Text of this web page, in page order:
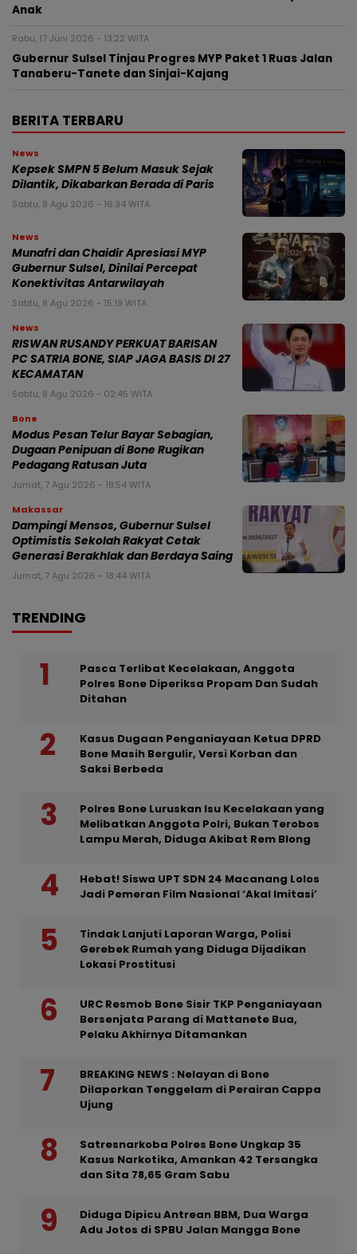
Anak
Rabu, 17 Juni 2026 - 13:22 WITA
Gubernur Sulsel Tinjau Progres MYP Paket 1 Ruas Jalan
Tanaberu-Tanete dan Sinjai-Kajang
BERITA TERBARU
News
Kepsek SMPN 5 Belum Masuk Sejak
Dilantik, Dikabarkan Berada di Paris
Sabtu, 8 Agu 2026 - 16:34 WITA
News
Munafri dan Chaidir Apresiasi MYP
Gubernur Sulsel, Dinilai Percepat
Konektivitas Antarwilayah
Sabtu, 8 Agu 2026 - 15:19 WITA
News
RISWAN RUSANDY PERKUAT BARISAN
PC SATRIA BONE, SIAP JAGA BASIS DI 27
KECAMATAN
Sabtu, 8 Agu 2026 - 02:45 WITA
Bone
Modus Pesan Telur Bayar Sebagian,
Dugaan Penipuan di Bone Rugikan
Pedagang Ratusan Juta
Jumat, 7 Agu 2026 - 18:54 WITA
Makassar
Dampingi Mensos, Gubernur Sulsel
Optimistis Sekolah Rakyat Cetak
Generasi Berakhlak dan Berdaya Saing
Jumat, 7 Agu 2026 - 18:44 WITA
TRENDING
Pasca Terlibat Kecelakaan, Anggota
Polres Bone Diperiksa Propam Dan Sudah
Ditahan
Kasus Dugaan Penganiayaan Ketua DPRD
Bone Masih Bergulir, Versi Korban dan
Saksi Berbeda
Polres Bone Luruskan Isu Kecelakaan yang
Melibatkan Anggota Polri, Bukan Terobos
Lampu Merah, Diduga Akibat Rem Blong
Hebat! Siswa UPT SDN 24 Macanang Lolos
Jadi Pemeran Film Nasional ‘Akal Imitasi’
Tindak Lanjuti Laporan Warga, Polisi
Gerebek Rumah yang Diduga Dijadikan
Lokasi Prostitusi
URC Resmob Bone Sisir TKP Penganiayaan
Bersenjata Parang di Mattanete Bua,
Pelaku Akhirnya Ditamankan
BREAKING NEWS : Nelayan di Bone
Dilaporkan Tenggelam di Perairan Cappa
Ujung
Satresnarkoba Polres Bone Ungkap 35
Kasus Narkotika, Amankan 42 Tersangka
dan Sita 78,65 Gram Sabu
Diduga Dipicu Antrean BBM, Dua Warga
Adu Jotos di SPBU Jalan Mangga Bone